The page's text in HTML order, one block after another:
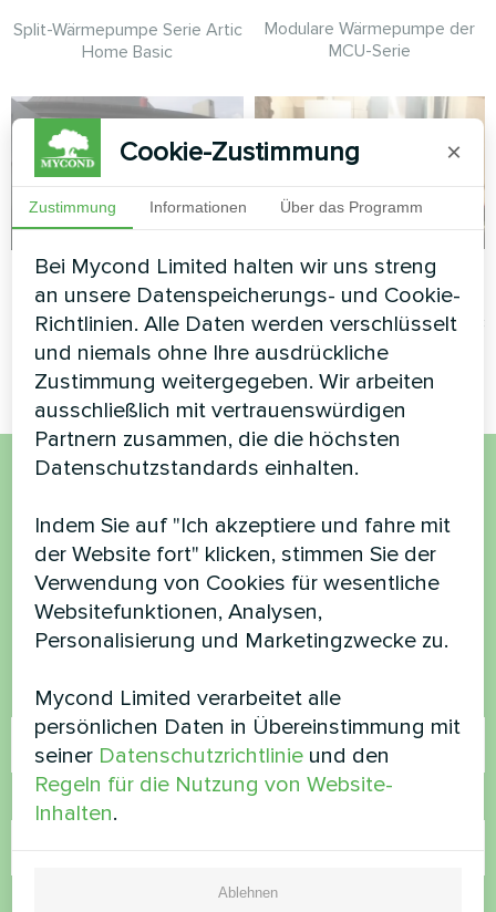
Split-Wärmepumpe Serie Artic
Home Basic
Modulare Wärmepumpe der
MCU-Serie
Planetarium
Split-Wärmepumpe Serie Artic
Home Smart
Privates Haus
Split-Wärmepumpe Serie Artic
Home Smart
Möchten Sie kaufen oder
haben Sie Fragen?
Kontaktieren Sie uns und wir werden Ihnen
helfen
Name
Rufnummer
Cookie-Zustimmung ×
Zustimmung Informationen Über das Programm
Bei Mycond Limited halten wir uns streng
an unsere Datenspeicherungs- und Cookie-
Richtlinien. Alle Daten werden verschlüsselt
und niemals ohne Ihre ausdrückliche
Zustimmung weitergegeben. Wir arbeiten
ausschließlich mit vertrauenswürdigen
Partnern zusammen, die die höchsten
Datenschutzstandards einhalten.
Indem Sie auf "Ich akzeptiere und fahre mit
der Website fort" klicken, stimmen Sie der
Verwendung von Cookies für wesentliche
Websitefunktionen, Analysen,
Personalisierung und Marketingzwecke zu.
Mycond Limited verarbeitet alle
persönlichen Daten in Übereinstimmung mit
seiner Datenschutzrichtlinie und den
Regeln für die Nutzung von Website-
Inhalten.
Ablehnen